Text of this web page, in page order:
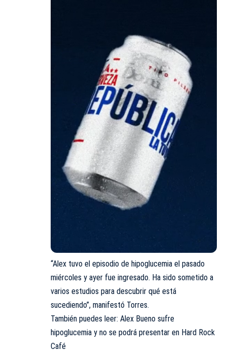
“Alex tuvo el episodio de hipoglucemia el pasado
miércoles y ayer fue ingresado. Ha sido sometido a
varios estudios para descubrir qué está
sucediendo”, manifestó Torres.
También puedes leer: Alex Bueno sufre
hipoglucemia y no se podrá presentar en Hard Rock
Café